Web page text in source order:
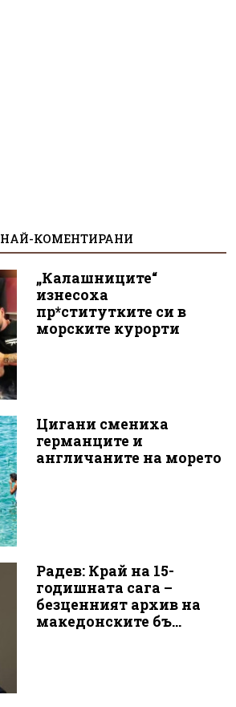
НАЙ-КОМЕНТИРАНИ
„Калашниците“
изнесоха
пр*ститутките си в
морските курорти
Цигани смениха
германците и
англичаните на морето
Радев: Край на 15-
годишната сага –
безценният архив на
македонските бъ...